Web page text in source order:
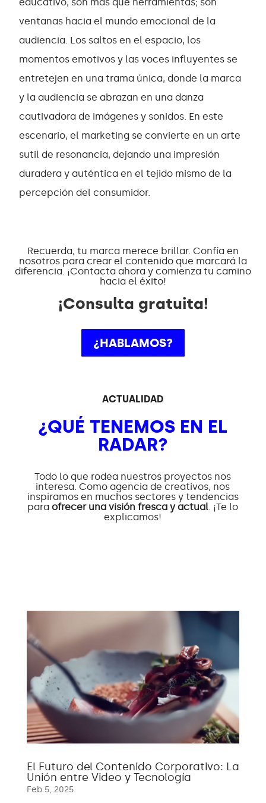
ventanas hacia el mundo emocional de la
audiencia. Los saltos en el espacio, los
momentos emotivos y las voces influyentes se
entretejen en una trama única, donde la marca
y la audiencia se abrazan en una danza
cautivadora de imágenes y sonidos. En este
escenario, el marketing se convierte en un arte
sutil de resonancia, dejando una impresión
duradera y auténtica en el tejido mismo de la
percepción del consumidor.
Recuerda, tu marca merece brillar. Confía en
nosotros para crear el contenido que marcará la
diferencia. ¡Contacta ahora y comienza tu camino
hacia el éxito!
¡Consulta gratuita!
¿HABLAMOS?
ACTUALIDAD
¿QUÉ TENEMOS EN EL
RADAR?
Todo lo que rodea nuestros proyectos nos
interesa. Como agencia de creativos, nos
inspiramos en muchos sectores y tendencias
paraofrecer una visión fresca y actual . ¡Te lo
explicamos!
El Futuro del Contenido Corporativo: La
Unión entre Video y Tecnología
Feb 5, 2025